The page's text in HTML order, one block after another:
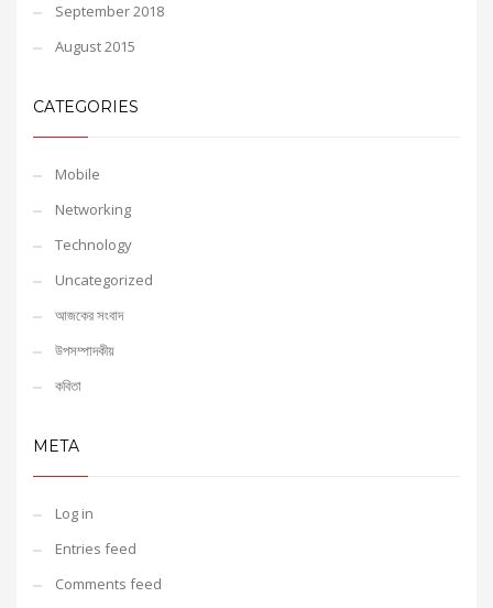
September 2018
August 2015
CATEGORIES
Mobile
Networking
Technology
Uncategorized
আজকের সংবাদ
উপসম্পাদকীয়
কবিতা
META
Log in
Entries feed
Comments feed